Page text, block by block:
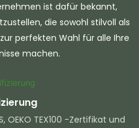
ist dafür bekannt,
die sowohl stilvoll als
perfekten Wahl für alle Ihre
machen.
OEKO TEX100 -Zertifikat und